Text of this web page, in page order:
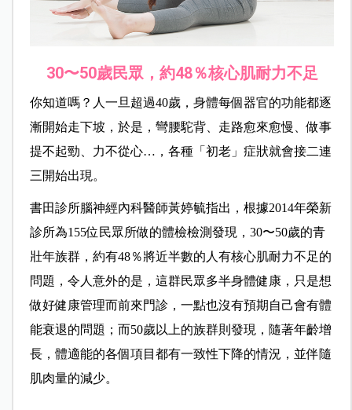
30〜50歲民眾，約48％核心肌耐力不足
你知道嗎？人一旦超過40歲，身體每個器官的功能都逐
漸開始走下坡，於是，彎腰駝背、走路愈來愈慢、做事
提不起勁、力不從心…，各種「初老」症狀就會接二連
三開始出現。
書田診所腦神經內科醫師黃婷毓指出，根據2014年榮新
診所為155位民眾所做的體檢檢測發現，30〜50歲的青
壯年族群，約有48％將近半數的人有核心肌耐力不足的
問題，令人意外的是，這群民眾多半身體健康，只是想
做好健康管理而前來門診，一點也沒有預期自己會有體
能衰退的問題；而50歲以上的族群則發現，隨著年齡增
長，體適能的各個項目都有一致性下降的情況，並伴隨
肌肉量的減少。